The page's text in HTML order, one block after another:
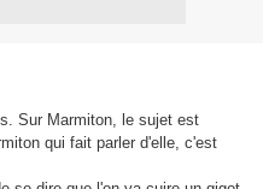
Sur Marmiton, le sujet est
qui fait parler d'elle, c'est